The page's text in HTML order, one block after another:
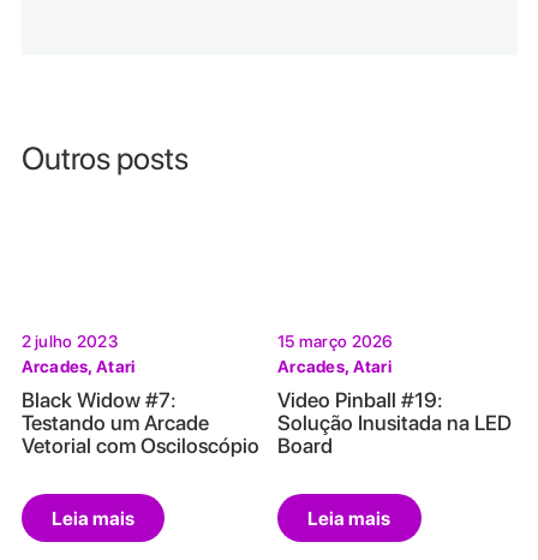
Outros posts
2 julho 2023
Arcades,Atari
Black Widow #7:
Testando um Arcade
Vetorial com Osciloscópio
Leia mais
15 março 2026
Arcades, Atari
Video Pinball #19:
Solução Inusitada na LED
Board
Leia mais